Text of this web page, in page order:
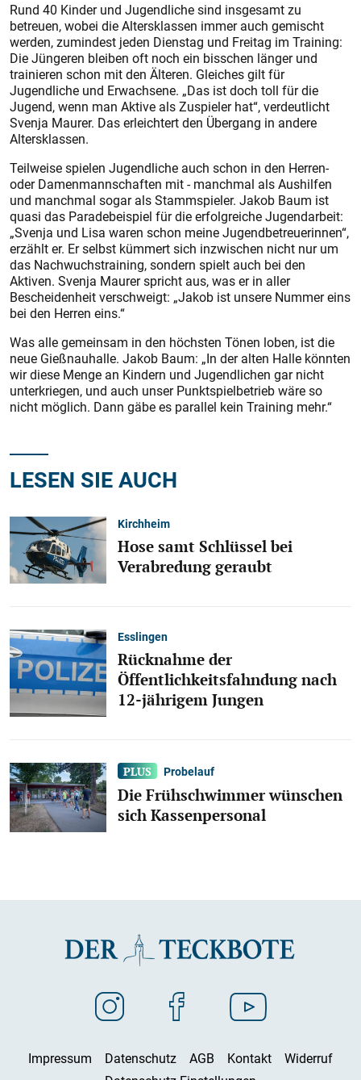
Rund 40 Kinder und Jugendliche sind insgesamt zu
betreuen, wobei die Altersklassen immer auch gemischt
werden, zumindest jeden Dienstag und Freitag im Training:
Die Jüngeren bleiben oft noch ein bisschen länger und
trainieren schon mit den Älteren. Gleiches gilt für
Jugendliche und Erwachsene. „Das ist doch toll für die
Jugend, wenn man Aktive als Zuspieler hat“, verdeutlicht
Svenja Maurer. Das erleichtert den Übergang in andere
Altersklassen.
Teilweise spielen Jugendliche auch schon in den Herren-
oder Damenmannschaften mit - manchmal als Aushilfen
und manchmal sogar als Stammspieler. Jakob Baum ist
quasi das Paradebeispiel für die erfolgreiche Jugendarbeit:
„Svenja und Lisa waren schon meine Jugendbetreuerinnen“,
erzählt er. Er selbst kümmert sich inzwischen nicht nur um
das Nachwuchstraining, sondern spielt auch bei den
Aktiven. Svenja Maurer spricht aus, was er in aller
Bescheidenheit verschweigt: „Jakob ist unsere Nummer eins
bei den Herren eins.“
Was alle gemeinsam in den höchsten Tönen loben, ist die
neue Gießnauhalle. Jakob Baum: „In der alten Halle könnten
wir diese Menge an Kindern und Jugendlichen gar nicht
unterkriegen, und auch unser Punktspielbetrieb wäre so
nicht möglich. Dann gäbe es parallel kein Training mehr.“
LESEN SIE AUCH
Kirchheim
Hose samt Schlüssel bei
Verabredung geraubt
Esslingen
Rücknahme der
Öffentlichkeitsfahndung nach
12-jährigem Jungen
Probelauf
Die Frühschwimmer wünschen
sich Kassenpersonal
Impressum Datenschutz AGB Kontakt
Widerruf